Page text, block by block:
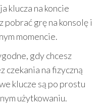
klucza na koncie
grę na konsolę i
momencie.
gdy chcesz
czekania na fizyczną
klucze są po prostu
użytkowaniu.